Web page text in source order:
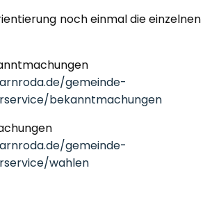
noch einmal die einzelnen
gemeinde-
bekanntmachungen
gemeinde-
wahlen